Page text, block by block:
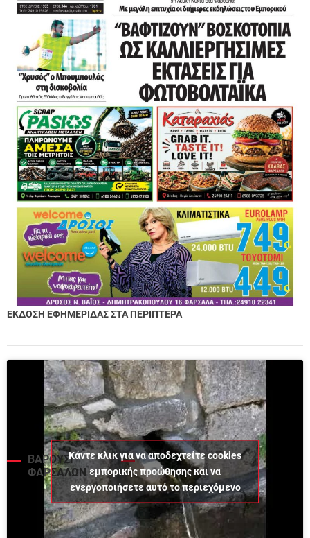
ΕΚΔΟΣΗ ΕΦΗΜΕΡΙΔΑΣ ΣΤΑ ΠΕΡΙΠΤΕΡΑ
ΒΑΡΟΥΣΙ
ΦΑΡΣΑΛΩΝ
Κάντε κλικ για να αποδεχτείτε cookies
εμπορικής προώθησης και να
ενεργοποιήσετε αυτό το περιεχόμενο